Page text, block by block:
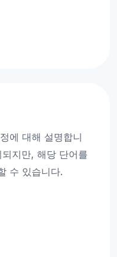
에 대해 설명합니
지만, 해당 단어를
수 있습니다.